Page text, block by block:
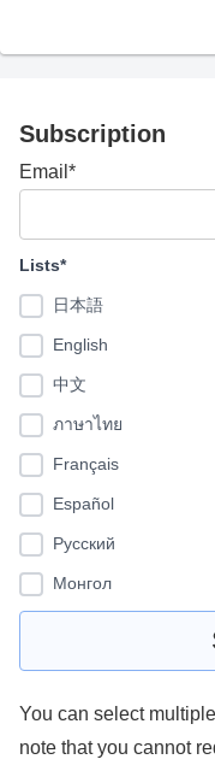
Subscription
Email*
Lists*
日本語
English
中文
ภาษาไทย
Français
Español
Pусский
Монгол
You can select
note that you cannot